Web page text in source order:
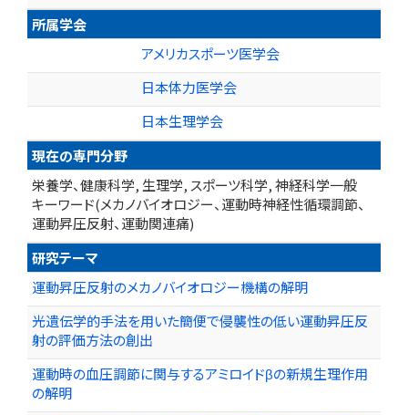
所属学会
アメリカスポーツ医学会
日本体力医学会
日本生理学会
現在の専門分野
栄養学、健康科学, 生理学, スポーツ科学, 神経科学一般
キーワード(メカノバイオロジー、運動時神経性循環調節、
運動昇圧反射、運動関連痛)
研究テーマ
運動昇圧反射のメカノバイオロジー機構の解明
光遺伝学的手法を用いた簡便で侵襲性の低い運動昇圧反
射の評価方法の創出
運動時の血圧調節に関与するアミロイドβの新規生理作用
の解明